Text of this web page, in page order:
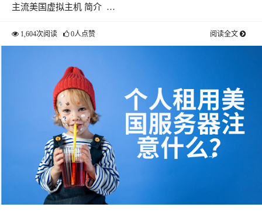
主流美国虚拟主机 简介 …
1,604次阅读 0人点赞 阅读全文